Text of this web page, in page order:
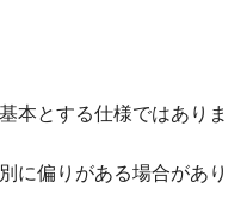
本とする仕様ではありま
に偏りがある場合があり